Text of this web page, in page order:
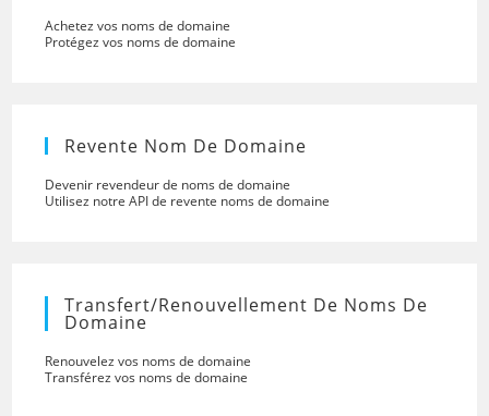
Achetez vos noms de domaine
Protégez vos noms de domaine
Revente Nom De Domaine
Devenir revendeur de noms de domaine
Utilisez notre API de revente noms de domaine
Transfert/renouvellement De Noms De
Domaine
Renouvelez vos noms de domaine
Transférez vos noms de domaine